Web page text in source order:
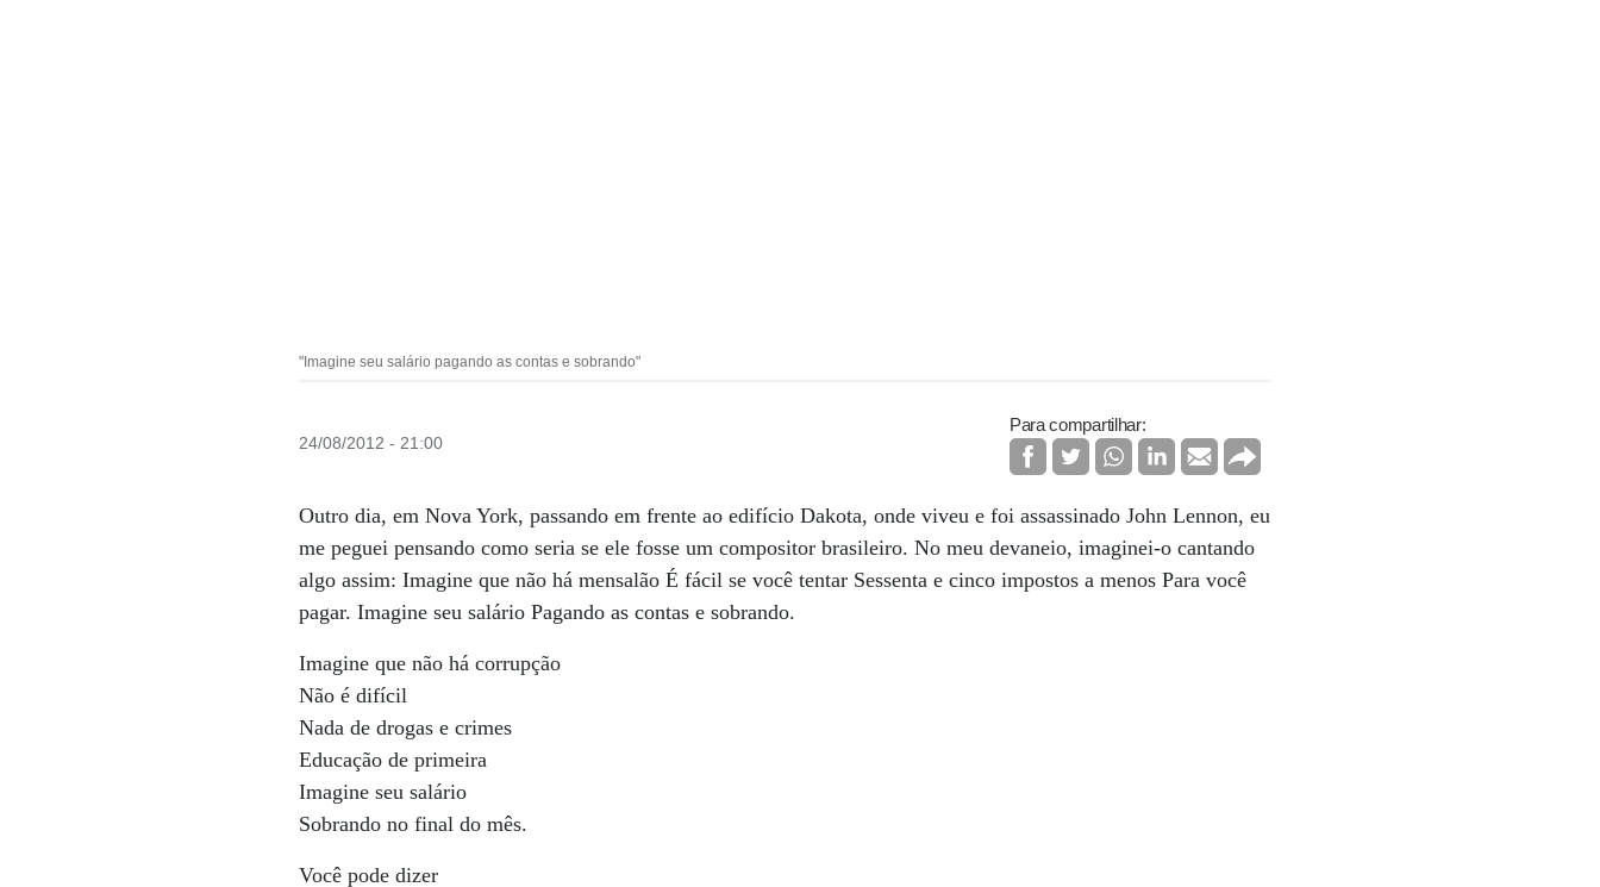
"Imagine seu salário pagando as contas e sobrando"
24/08/2012 - 21:00
Para compartilhar:
Outro dia, em Nova York, passando em frente ao edifício Dakota, onde viveu e foi assassinado John Lennon, eu
me peguei pensando como seria se ele fosse um compositor brasileiro. No meu devaneio, imaginei-o cantando
algo assim: Imagine que não há mensalão É fácil se você tentar Sessenta e cinco impostos a menos Para você
pagar. Imagine seu salário Pagando as contas e sobrando.
Imagine que não há corrupção
Não é difícil
Nada de drogas e crimes
Educação de primeira
Imagine seu salário
Sobrando no final do mês.
Você pode dizer